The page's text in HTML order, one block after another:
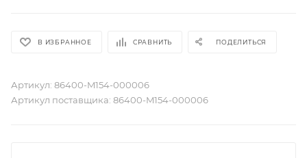
В ИЗБРАННОЕ СРАВНИТЬ ПОДЕЛИТЬСЯ
Артикул: 86400-M154-000006
Артикул поставщика: 86400-M154-000006